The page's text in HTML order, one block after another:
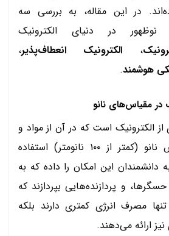
در این مقاله، به بررسی سه
در دنیای الکترونیک
، الکترونیک انعطاف‌پذیر،
هوشمند.
از الکترونیک است که در آن از مواد و
فناوری‌های در مقیاس نانو (کمتر از ۱۰۰ نانومتر) استفاده
این امکان را داده که به
و پردازنده‌هایی بپردازند که
مصرف انرژی کمتری دارند بلکه
ارائه می‌دهند.